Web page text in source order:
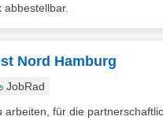
Nord Hamburg
JobRad
arbeiten, für die